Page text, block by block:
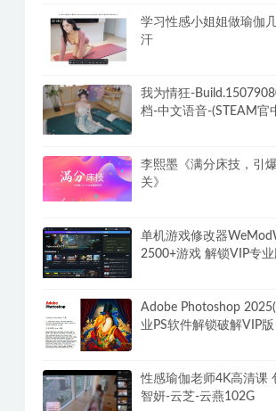
学习性感小姐姐做瑜伽
汗
我为情狂-
档-中文语音-(STEAM官
李熙墨《满分床技，引
关》
单机游戏修改器
2500+游戏 解锁VIP专
Adobe Photoshop
业PS软件解锁破解VIP版
性感瑜伽老师4K高清课
智妍-云芝-云燕102G